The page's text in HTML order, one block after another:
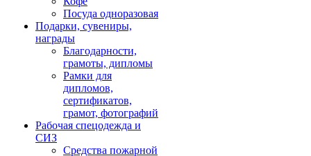
Посуда одноразовая
Подарки, сувениры,
награды
Благодарности,
грамоты, дипломы
Рамки для
дипломов,
сертификатов,
грамот, фотографий
Рабочая спецодежда и
СИЗ
Средства пожарной